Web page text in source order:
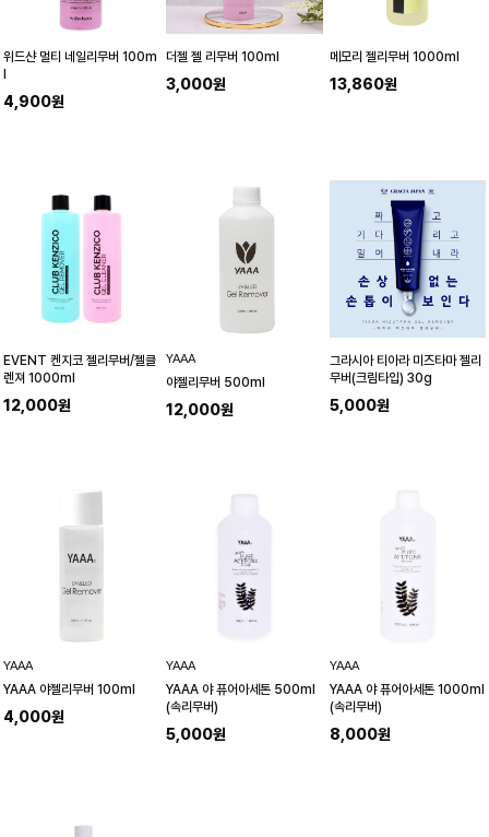
위드샨 멀티 네일리무버 100m
4,900원
더젤 젤 리무버 100ml
3,000원
메모리 젤리무버 1000ml
13,860원
EVENT 켄지코 젤리무버/젤클
렌져 1000ml
12,000원
YAAA
야젤리무버 500ml
12,000원
그라시아 티아라 미즈타마 젤리
무버(크림타입) 30g
5,000원
YAAA
YAAA 야젤리무버 100ml
4,000원
YAAA
YAAA 야 퓨어아세톤 500ml
(속리무버)
5,000원
YAAA
YAAA 야 퓨어아세톤 1000ml
(속리무버)
8,000원